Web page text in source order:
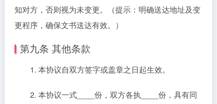
知对方，否则视为未变更。（提示：明确送达地址及变
更程序，确保文书送达有效。）
第九条 其他条款
1. 本协议自双方签字或盖章之日起生效。
2. 本协议一式____份，双方各执____份，具有同